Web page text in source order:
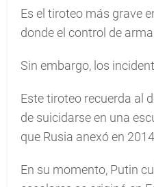
Es el tiroteo más grave
donde el control de
Sin embargo, los
Este tiroteo recuerda al
de suicidarse en una
que Rusia anexó en
En su momento, Putin